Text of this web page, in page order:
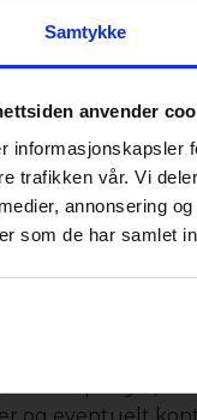
Samtykke
anvender
informasjonskapsler
trafikken vår. Vi
annonsering
som de har samlet
behøver
vi tar i tilfelle
live! Det vil si
fra "Min Side".
en e-post med
den ut på nytt,